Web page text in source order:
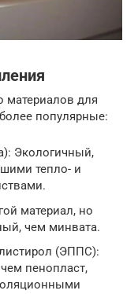
материалов для
популярные:
Экологичный,
тепло- и
материал, но
чем минвата.
(ЭППС):
пенопласт,